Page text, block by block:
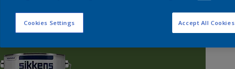
Cookies Settings Accept All Cookies